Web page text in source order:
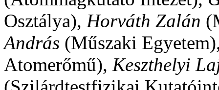
Osztálya), Horváth Zalán
András (Műszaki
Atomerőmű), Keszthelyi